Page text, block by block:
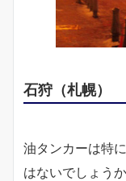
石狩（札幌）
油タンカーは特に
はないでしょう